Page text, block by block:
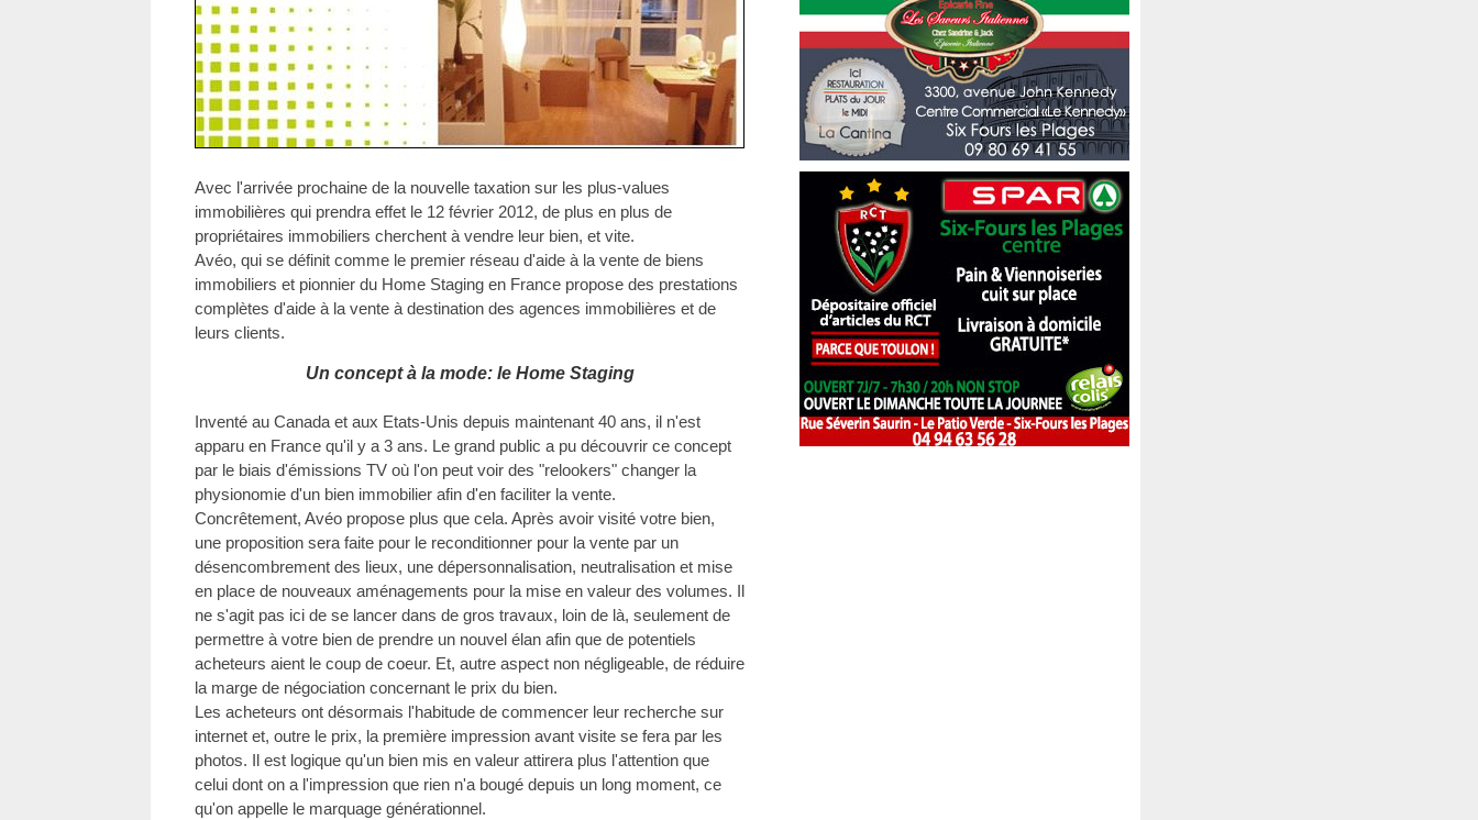
Avec l'arrivée prochaine de la nouvelle taxation sur les plus-values
immobilières qui prendra effet le 12 février 2012, de plus en plus de
propriétaires immobiliers cherchent à vendre leur bien, et vite.
Avéo, qui se définit comme le premier réseau d'aide à la vente de biens
immobiliers et pionnier du Home Staging en France propose des prestations
complètes d'aide à la vente à destination des agences immobilières et de
leurs clients.
Un concept à la mode: le Home Staging
Inventé au Canada et aux Etats-Unis depuis maintenant 40 ans, il n'est
apparu en France qu'il y a 3 ans. Le grand public a pu découvrir ce concept
par le biais d'émissions TV où l'on peut voir des "relookers" changer la
physionomie d'un bien immobilier afin d'en faciliter la vente.
Concrêtement, Avéo propose plus que cela. Après avoir visité votre bien,
une proposition sera faite pour le reconditionner pour la vente par un
désencombrement des lieux, une dépersonnalisation, neutralisation et mise
en place de nouveaux aménagements pour la mise en valeur des volumes. Il
ne s'agit pas ici de se lancer dans de gros travaux, loin de là, seulement de
permettre à votre bien de prendre un nouvel élan afin que de potentiels
acheteurs aient le coup de coeur. Et, autre aspect non négligeable, de réduire
la marge de négociation concernant le prix du bien.
Les acheteurs ont désormais l'habitude de commencer leur recherche sur
internet et, outre le prix, la première impression avant visite se fera par les
photos. Il est logique qu'un bien mis en valeur attirera plus l'attention que
celui dont on a l'impression que rien n'a bougé depuis un long moment, ce
qu'on appelle le marquage générationnel.